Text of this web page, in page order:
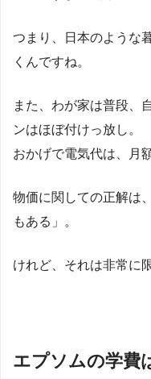
つまり、日本のような
くんですね。
また、わが家は普段、
ンはほぼ付けっ放し。
おかげで電気代は、月
物価に関しての正解は
もある」。
けれど、それは非常に
エプソムの学費